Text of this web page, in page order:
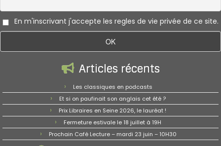
En m'inscrivant j'accepte les regles de vie privée de ce site.
Articles récents
Les classiques en podcasts
Et si on paufinait son anglais cet été ?
Prix Libraires en Seine 2026, le lauréat !
Fermeture estivale le 18 juillet à 19H
Prochain Café Lecture – mardi 23 juin – 10H30